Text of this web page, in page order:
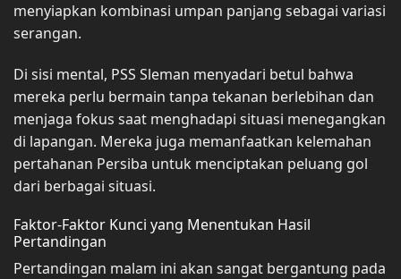
menyiapkan kombinasi umpan panjang sebagai variasi
serangan.
Di sisi mental, PSS Sleman menyadari betul bahwa
mereka perlu bermain tanpa tekanan berlebihan dan
menjaga fokus saat menghadapi situasi menegangkan
di lapangan. Mereka juga memanfaatkan kelemahan
pertahanan Persiba untuk menciptakan peluang gol
dari berbagai situasi.
Faktor-Faktor Kunci yang Menentukan Hasil
Pertandingan
Pertandingan malam ini akan sangat bergantung pada